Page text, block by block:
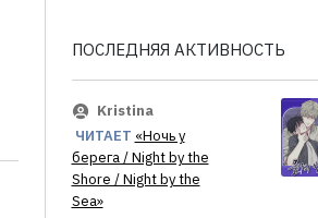
ПОСЛЕДНЯЯ АКТИВНОСТЬ
Kristina
ЧИТАЕТ «Ночь у
берега / Night by the
Shore / Night by the
Sea»